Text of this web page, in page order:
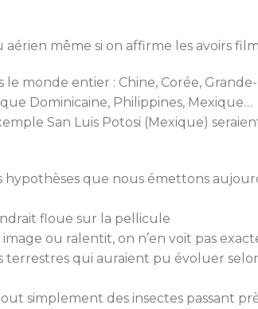
même si on affirme les avoirs
monde entier : Chine, Corée,
Dominicaine, Philippines, Mexique…
San Luis Potosi (Mexique)
que nous émettons
floue sur la pellicule
ou ralentit, on n’en voit pas
terrestres qui auraient pu évoluer
simplement des insectes passant